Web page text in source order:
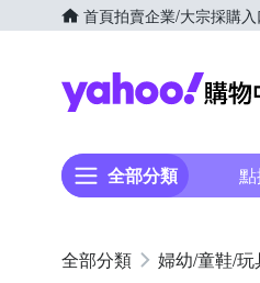
首頁拍賣企業/大宗採購入
全部分類
婦幼/童鞋/玩